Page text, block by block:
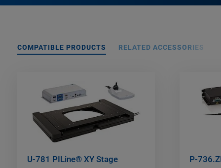
COMPATIBLE PRODUCTS RELATED ACCESSORIES
U-781 PILine® XY Stage
P-